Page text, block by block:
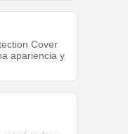
Cover
apariencia y